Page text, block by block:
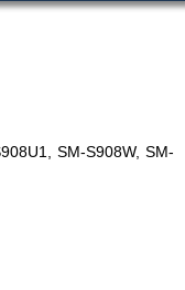
SM-S908W, SM-